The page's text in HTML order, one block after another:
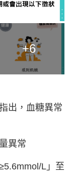
+6
出，血糖異常
異常
L」至